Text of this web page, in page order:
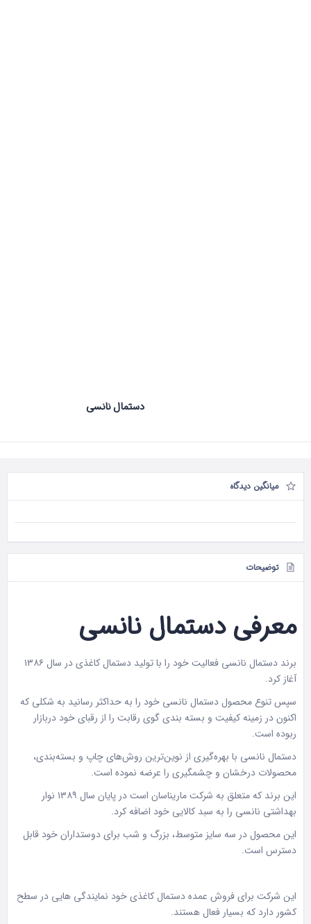
دستمال نانسی
میانگین دیدگاه
توضیحات
معرفی دستمال نانسی
برند دستمال نانسی فعالیت خود را با تولید دستمال کاغذی در سال ۱۳۸۶
آغاز کرد.
سپس تنوع محصول دستمال نانسی خود را به حداکثر رسانید به شکلی که
اکنون در زمینه کیفیت و بسته بندی گوی رقابت را از رقبای خود دربازار
ربوده است.
دستمال نانسی با بهره‌گیری از نوین‌ترین روش‌های چاپ و بسته‌بندی،
محصولات درخشان و چشمگیری را عرضه نموده است.
این برند که متعلق به شرکت ماریناسان است در پایان سال ۱۳۸۹ نوار
بهداشتی نانسی را به سبد کالایی خود اضافه کرد.
این محصول در سه سایز متوسط، بزرگ و شب برای دوستداران خود قابل
دسترس است.
این شرکت برای فروش عمده دستمال کاغذی خود نمایندگی هایی در سطح
کشور دارد که بسیار فعال هستند.